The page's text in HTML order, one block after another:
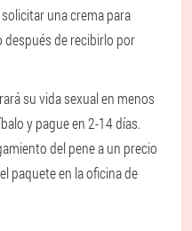
una crema para
después de recibirlo por
su vida sexual en menos
y pague en 2-14 días.
del pene a un precio
paquete en la oficina de